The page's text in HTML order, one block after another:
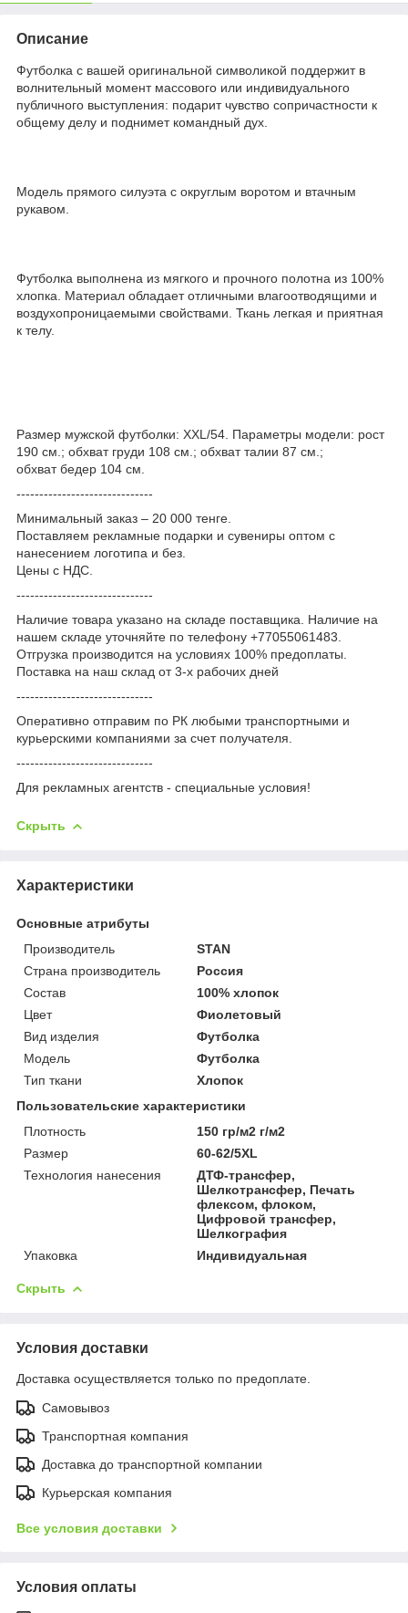
Описание
Футболка с вашей оригинальной символикой поддержит в
волнительный момент массового или индивидуального
публичного выступления: подарит чувство сопричастности к
общему делу и поднимет командный дух.
Модель прямого силуэта с округлым воротом и втачным
рукавом.
Футболка выполнена из мягкого и прочного полотна из 100%
хлопка. Материал обладает отличными влагоотводящими и
воздухопроницаемыми свойствами. Ткань легкая и приятная
к телу.
Размер мужской футболки: XXL/54. Параметры модели: рост
190 см.; обхват груди 108 см.; обхват талии 87 см.;
обхват бедер 104 см.
------------------------------
Минимальный заказ – 20 000 тенге.
Поставляем рекламные подарки и сувениры оптом с
нанесением логотипа и без.
Цены с НДС.
------------------------------
Наличие товара указано на складе поставщика. Наличие на
нашем складе уточняйте по телефону +77055061483.
Отгрузка производится на условиях 100% предоплаты.
Поставка на наш склад от 3-x рабочих дней
------------------------------
Оперативно отправим по РК любыми транспортными и
курьерскими компаниями за счет получателя.
------------------------------
Для рекламных агентств - специальные условия!
Скрыть
Характеристики
Основные атрибуты
Производитель
STAN
Страна производитель
Россия
Состав
100% хлопок
Цвет
Фиолетовый
Вид изделия
Футболка
Мoдель
Футболка
Тип ткани
Хлопок
Пользовательские характеристики
Плотность
150 гр/м2 г/м2
Размер
60-62/5XL
Технология нанесения
ДТФ-трансфер,
Шелкотрансфер, Печать
флексом, флоком,
Цифровой трансфер,
Шелкография
Упаковка
Индивидуальная
Скрыть
Условия доставки
Доставка осуществляется только по предоплате.
Самовывоз
Транспортная компания
Доставка до транспортной компании
Курьерская компания
Все условия доставки
Условия оплаты